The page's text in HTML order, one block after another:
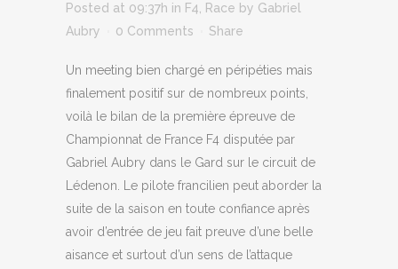
Posted at 09:37h in F4 Race by Gabriel
Aubry
0 Comments Share
Un meeting bien chargé en péripéties mais
finalement positif sur de nombreux points,
voilà le bilan de la première épreuve de
Championnat de France F4 disputée par
Gabriel Aubry dans le Gard sur le circuit de
Lédenon. Le pilote francilien peut aborder la
suite de la saison en toute confiance après
avoir d’entrée de jeu fait preuve d’une belle
aisance et surtout d’un sens de l’attaque